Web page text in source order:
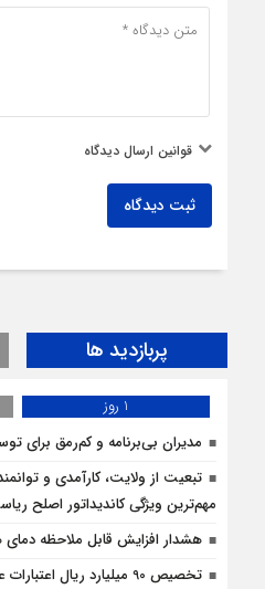
قوانین ارسال دیدگاه
ثبت دیدگاه
پربازدید ها
1 روز
مدیران بی‌برنامه و کم‌رمق برای
تبعیت از ولایت، کارآمدی و
مهم‌ترین ویژگی کاندیداتور اصلح
هشدار افزایش قابل ملاحظه دمای
تخصیص 90 میلیارد ریال